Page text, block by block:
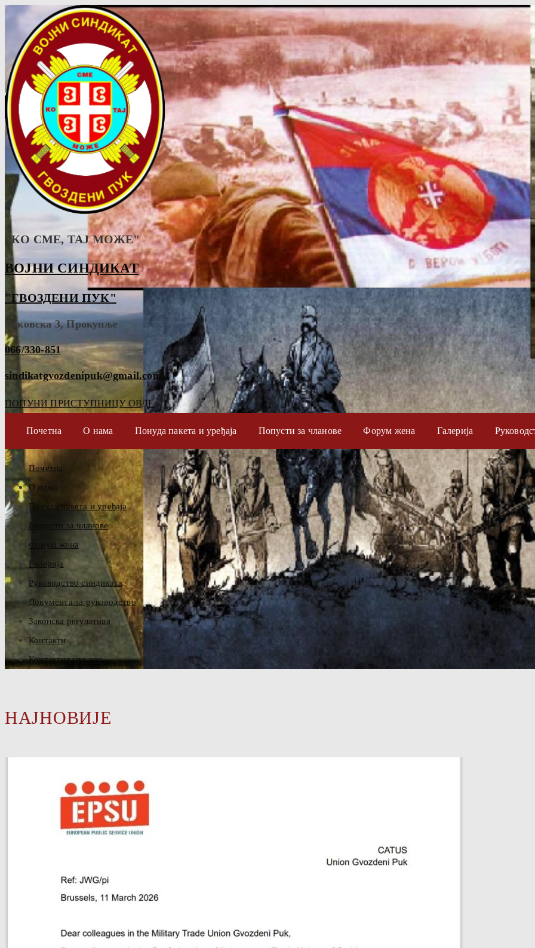
"КО СМЕ, ТАJ МОЖЕ"
ВОЈНИ СИНДИКАТ
"ГВОЗДЕНИ ПУК"
Таковска 3, Прокупље
066/330-851
sindikatgvozdenipuk@gmail.com
ПОПУНИ ПРИСТУПНИЦУ ОВДЕ
Почетна О нама Понуда пакета и уређаја Попусти за чланове Форум жена Галерија
Почетна
О нама
Понуда пакета и уређаја
Попусти за чланове
Форум жена
Галерија
Руководство синдиката
Документа за руководство
Законска регулатива
Контакти
Контактирајте нас
НАЈНОВИЈЕ